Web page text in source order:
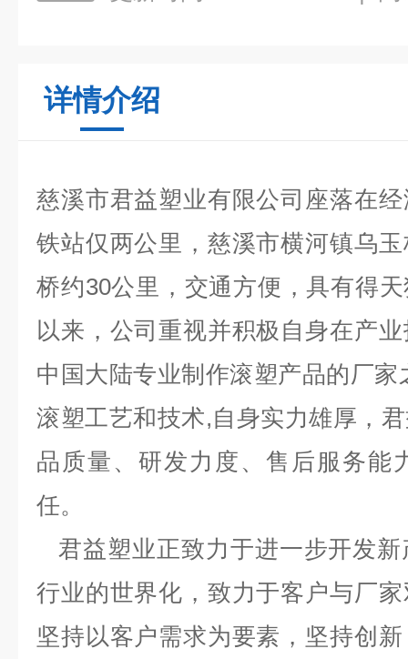
详情介绍
慈溪市君益塑业有限公司座落在
铁站仅两公里，慈溪市横河镇乌
桥约30公里，交通方便，具有得
以来，公司重视并积极自身在产
中国大陆专业制作滚塑产品的厂
滚塑工艺和技术,自身实力雄厚，
品质量、研发力度、售后服务能
任。
君益塑业正致力于进一步开发
行业的世界化，致力于客户与厂
坚持以客户需求为要素，坚持创